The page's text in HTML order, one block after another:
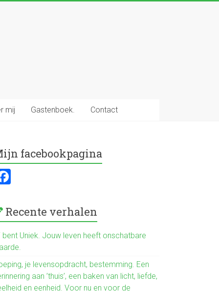
mij Gastenboek. Contact
facebookpagina
ce
b
o
ok
Recente verhalen
bent Uniek. Jouw leven heeft onschatbare
je levensopdracht, bestemming. Een
aan ’thuis’, een baken van licht, liefde,
en eenheid. Voor nu en voor de